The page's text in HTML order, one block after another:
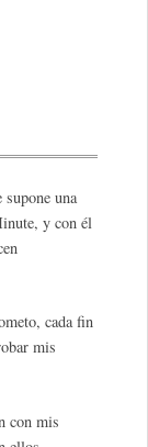
supone una
y con él
cada fin
mis
con mis